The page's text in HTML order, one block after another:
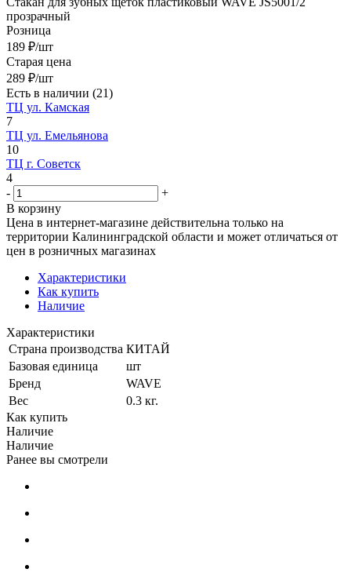
прозрачный
Розница
189 ₽/шт
Старая цена
289 ₽/шт
Есть в наличии (21)
ТЦ ул. Камская
7
ТЦ ул. Емельянова
10
ТЦ г. Советск
4
-
+
В корзину
Цена в интернет-магазине действительна только на
территории Калининградской области и может отличаться от
цен в розничных магазинах
Характеристики
Как купить
Наличие
Характеристики
Страна производства КИТАЙ
Базовая единица
шт
Бренд
WAVE
Вес
0.3 кг.
Как купить
Наличие
Наличие
Ранее вы смотрели